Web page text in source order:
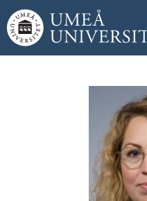
Hoppa direkt till